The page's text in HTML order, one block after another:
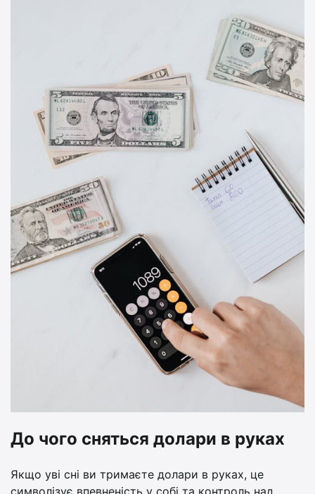
До чого сняться долари в руках
Якщо уві сні ви тримаєте долари в руках, це
символізує впевненість у собі та контроль над